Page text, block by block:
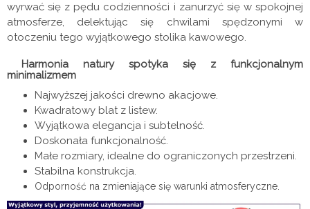
wyrwać się z pędu codzienności i zanurzyć się w spokojnej
atmosferze, delektując się chwilami spędzonymi w
otoczeniu tego wyjątkowego stolika kawowego.
Harmonia natury spotyka się z funkcjonalnym
minimalizmem
Najwyższej jakości drewno akacjowe.
Kwadratowy blat z listew.
Wyjątkowa elegancja i subtelność.
Doskonała funkcjonalność.
Małe rozmiary, idealne do ograniczonych przestrzeni.
Stabilna konstrukcja.
Odporność na zmieniające się warunki atmosferyczne.